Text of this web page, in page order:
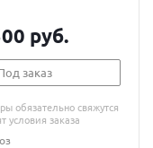
руб.
заказ
обязательно свяжутся
условия заказа